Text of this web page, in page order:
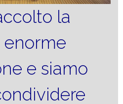
la
enorme
e siamo